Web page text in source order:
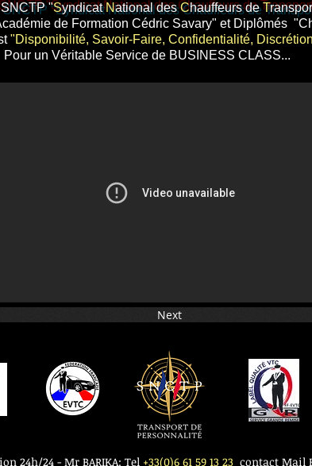
SNCTP "SyndicatNational desChauffeurs deT
de Formation Cédric Savary" et Diplômés
"Disponibilité, Savoir-Faire, Confidentialité,
de BUSINESS CLASS...
Next
24h/24 - Mr BARIKA: Tel +33(0)6 61 59 13 23contact Mail